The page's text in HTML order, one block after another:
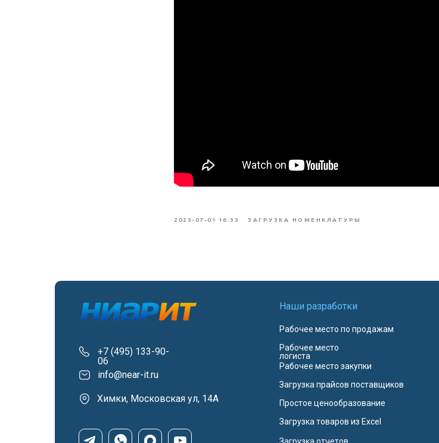
2023-07-01 16:33 ЗАГРУЗКА НОМЕНКЛАТУРЫ
Наши разработки
Рабочее место по продажам
Рабочее место
логиста
Рабочее место закупки
Загрузка прайсов поставщиков
Простое ценообразование
Загрузка товаров из Excel
Загрузка отчетов
+7 (495) 133-90-
06
info@near-it.ru
Химки, Московская ул, 14А